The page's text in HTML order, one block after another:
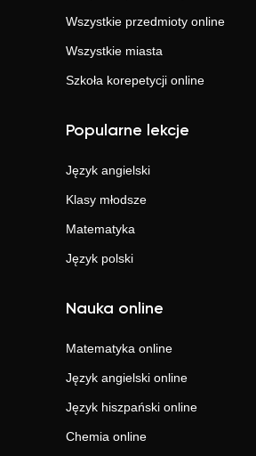
Wszystkie przedmioty online
Wszystkie miasta
Szkoła korepetycji online
Popularne lekcje
Język angielski
Klasy młodsze
Matematyka
Język polski
Nauka online
Matematyka online
Język angielski online
Język hiszpański online
Chemia online